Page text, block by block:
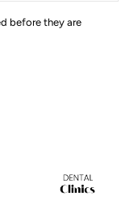
before they are